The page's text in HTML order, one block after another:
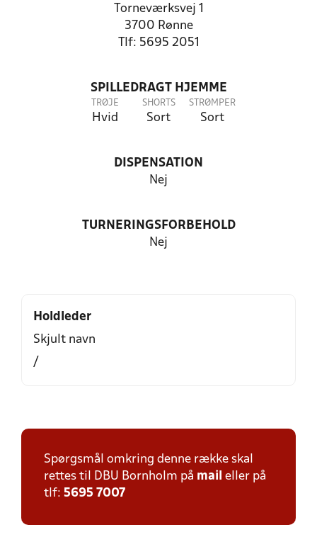
Torneværksvej 1
3700 Rønne
Tlf: 5695 2051
SPILLEDRAGT HJEMME
TRØJE
Hvid
SHORTS
Sort
STRØMPER
Sort
DISPENSATION
Nej
TURNERINGSFORBEHOLD
Nej
Holdleder
Skjult navn
/
Spørgsmål omkring denne række skal
rettes til DBU Bornholm på mail eller på
tlf: 5695 7007